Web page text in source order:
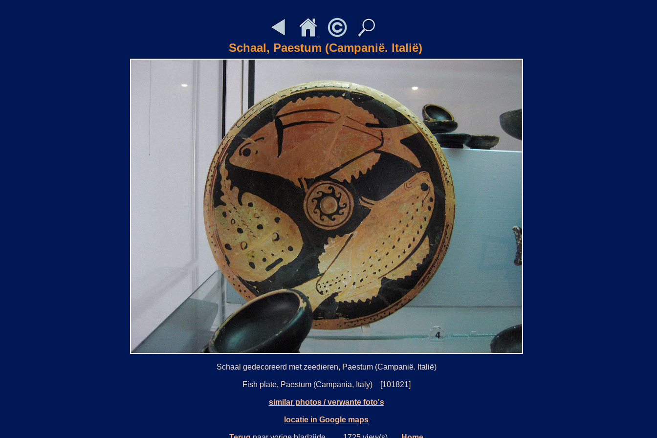
Schaal, Paestum (Campanië. Italië)
Schaal gedecoreerd met zeedieren, Paestum (Campanië. Italië)
Fish plate, Paestum (Campania, Italy) [101821]
similar photos / verwante foto's
locatie in Google maps